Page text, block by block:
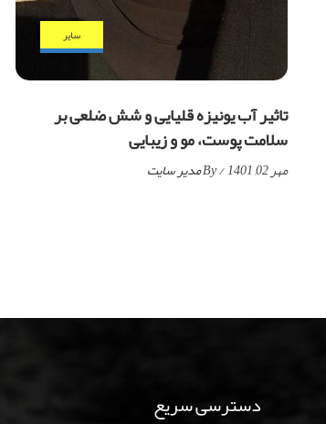
ساير
تاثیر آب یونیزه قلیایی و شش ضلعی بر
سلامت پوست، مو و زیبایی
مهر 02, 1401 / By مدیر سایت
دسترسی سریع